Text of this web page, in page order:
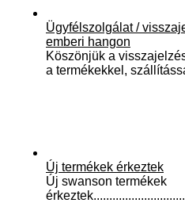
Ügyfélszolgálat /
emberi hangon
Köszönjük a
a termékekkel,
Új termékek érkeztek
Új swanson termékek